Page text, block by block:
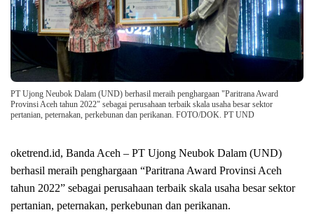
PT Ujong Neubok Dalam (UND) berhasil meraih penghargaan "Paritrana Award
Provinsi Aceh tahun 2022" sebagai perusahaan terbaik skala usaha besar sektor
pertanian, peternakan, perkebunan dan perikanan. FOTO/DOK. PT UND
oketrend.id, Banda Aceh – PT Ujong Neubok Dalam (UND)
berhasil meraih penghargaan “Paritrana Award Provinsi Aceh
tahun 2022” sebagai perusahaan terbaik skala usaha besar sektor
pertanian, peternakan, perkebunan dan perikanan.